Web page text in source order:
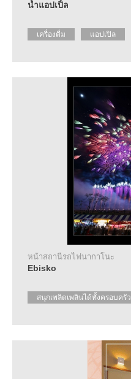
น้ำแอปเปิ้ล
เครื่องดื่ม แอปเปิล
หน้าสถานีรถไฟนากาโนะ
Ebisko
สนุกเพลิดเพลินได้ทั้งครอบครัว